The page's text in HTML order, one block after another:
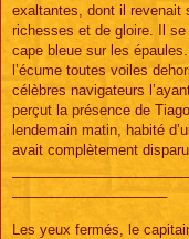
exaltantes, dont il revenait
richesses et de gloire. Il
cape bleue sur les
l’écume toutes voiles
célèbres navigateurs
perçut la présence de
lendemain matin, habité
avait complètement
Les yeux fermés, le